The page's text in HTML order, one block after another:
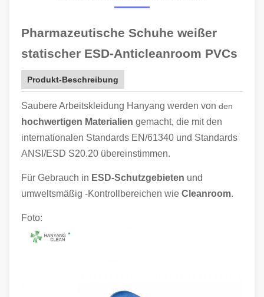
Pharmazeutische Schuhe weißer
statischer ESD-Anticleanroom PVCs
Produkt-Beschreibung
Saubere Arbeitskleidung Hanyang werden von den
hochwertigen Materialien gemacht, die mit den
internationalen Standards EN/61340 und Standards
ANSI/ESD S20.20 übereinstimmen.
Für Gebrauch in ESD-Schutzgebieten und
umweltsmäßig -Kontrollbereichen wie Cleanroom.
Foto: